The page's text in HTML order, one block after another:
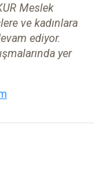
Meslek
ve kadınlara
ediyor.
yer